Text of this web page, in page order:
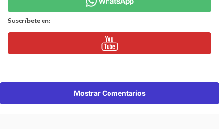
Suscríbete en:
Mostrar Comentarios